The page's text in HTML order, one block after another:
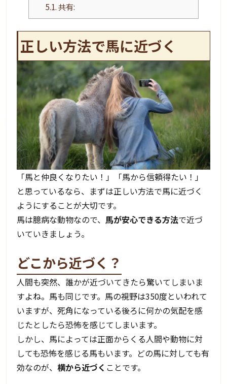
5.1.共有:
正しい方法で馬に近づく
「馬と仲良くなりたい！」「馬から信頼得たい！」
と思っているなら、まずは正しい方法で馬に近づく
ようにすることが大切です。
馬は臆病な動物なので、馬が安心できる方法で近づ
いていきましょう。
どこから近づく？
人間も突然、誰かが近づいてきたら驚いてしまいま
すよね。馬も同じです。馬の視野は350度といわれて
いますが、死角になっている後ろに何かの気配を感
じたとしたら恐怖を感じてしまいます。
しかし、馬によっては正面からくる人間や動物に対
しても恐怖を感じる馬もいます。どの馬に対しても有
効なのが、横から近づく ことです。